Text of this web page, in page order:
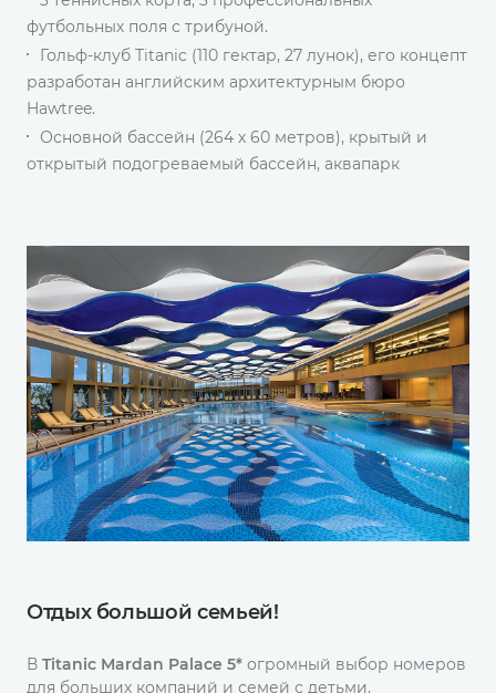
футбольных поля с трибуной.
Гольф-клуб Titanic (110 гектар, 27 лунок), его концепт
разработан английским архитектурным бюро
Hawtree.
Основной бассейн (264 х 60 метров), крытый и
открытый подогреваемый бассейн, аквапарк
Отдых большой семьей!
В Titanic Mardan Palace 5* огромный выбор номеров
для больших компаний и семей с детьми.